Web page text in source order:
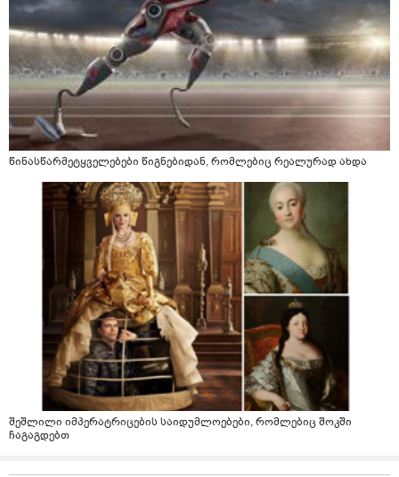
წინასწარმეტყველებები წიგნებიდან, რომლებიც რეალურად ახდა
შეშლილი იმპერატრიცების საიდუმლოებები, რომლებიც შოკში
ჩაგაგდებთ